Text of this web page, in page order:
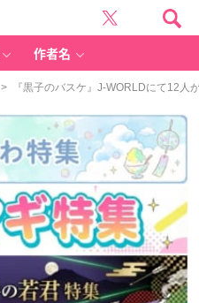
作者名
> 『黒子のバスケ』J-WORLD​にて12人